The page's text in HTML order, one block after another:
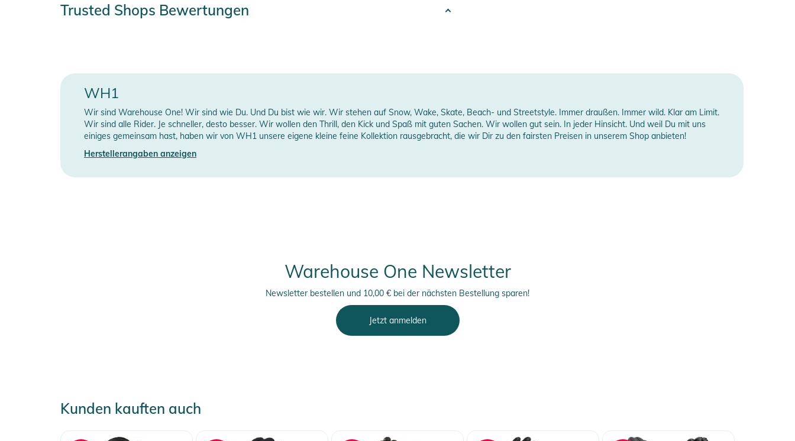
- 6cm
Produktinformationen und Sicherheitshinweise
Manufacturer Information Herstellerangaben anzeigen
Trusted Shops Bewertungen
WH1
Wir sind Warehouse One! Wir sind wie Du. Und Du bist wie wir. Wir stehen auf Snow, Wake, Skate, Beach- und Streetstyle. Immer draußen. Immer wild. Klar am Limit.
Wir sind alle Rider. Je schneller, desto besser. Wir wollen den Thrill, den Kick und Spaß mit guten Sachen. Wir wollen gut sein. In jeder Hinsicht. Und weil Du mit uns
einiges gemeinsam hast, haben wir von WH1 unsere eigene kleine feine Kollektion rausgebracht, die wir Dir zu den fairsten Preisen in unserem Shop anbieten!
Herstellerangaben anzeigen
Warehouse One Newsletter
Newsletter bestellen und 10,00 € bei der nächsten Bestellung sparen!
Jetzt anmelden
Kunden kauften auch